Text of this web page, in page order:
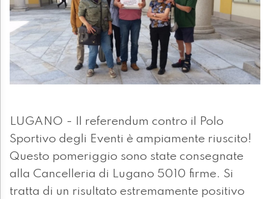
LUGANO - Il referendum contro il Polo
Sportivo degli Eventi è ampiamente riuscito!
Questo pomeriggio sono state consegnate
alla Cancelleria di Lugano 5010 firme. Si
tratta di un risultato estremamente positivo